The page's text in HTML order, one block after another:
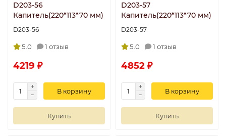
D203-56
Капитель(220*113*70 мм)
D203-56
5.0 1 отзыв
4219 ₽
В корзину
Купить
D203-57
Капитель(220*113*70 мм)
D203-57
5.0 1 отзыв
4852 ₽
В корзину
Купить